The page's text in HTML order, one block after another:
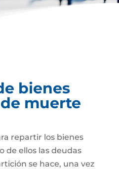
bienes
muerte
repartir los bienes
de ellos las deudas
se hace, una vez